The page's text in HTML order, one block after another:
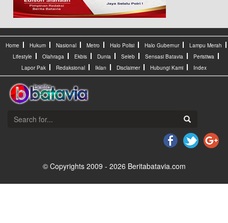
Home Hukum Nasional Metro Halo Polisi Halo Gubernur
Lampu Merah
Lifestyle
Olahraga Ekbis Dunia Seleb Sensasi Batavia
Peristiwa
Lapor Pak
Redaksional Iklan Disclaimer Hubungi Kami Index
© Copyrights 2009 - 2026 Beritabatavia.com